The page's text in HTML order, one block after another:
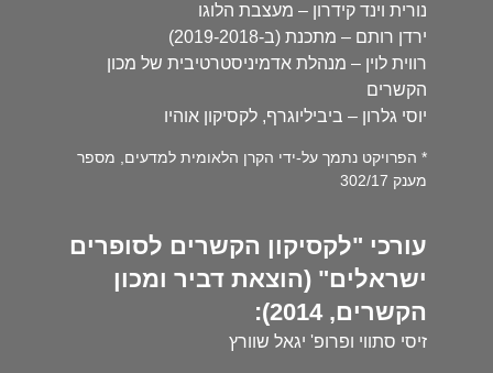
נורית וינד קידרון – מעצבת הלוגו
ירדן רותם – מתכנת (ב-2019-2018)
רווית לוין – מנהלת אדמיניסטרטיבית של מכון
הקשרים
יוסי גלרון – ביביליוגרף, לקסיקון אוהיו
* הפרויקט נתמך על-ידי הקרן הלאומית למדעים, מספר
מענק 302/17
עורכי "לקסיקון הקשרים לסופרים
ישראלים" (הוצאת דביר ומכון
הקשרים, 2014):
זיסי סתווי ופרופ' יגאל שוורץ